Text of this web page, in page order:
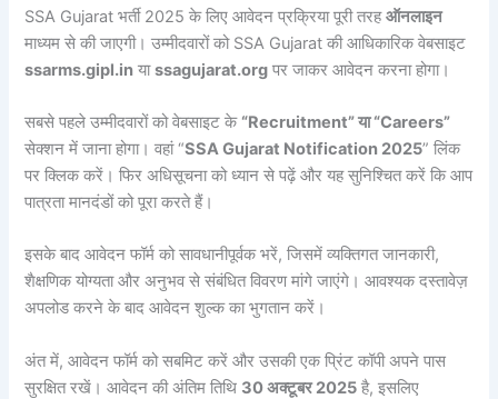
SSA Gujarat भर्ती 2025 के लिए आवेदन प्रक्रिया पूरी तरहऑनलाइन
माध्यम से की जाएगी। उम्मीदवारों को SSA Gujarat की आधिकारिक वेबसाइट
ssarms.gipl.in याssagujarat.org पर जाकर आवेदन करना होगा।
सबसे पहले उम्मीदवारों को वेबसाइट के “Recruitment” या “Careers”
सेक्शन में जाना होगा। वहां “SSA Gujarat Notification 2025” लिंक
पर क्लिक करें। फिर अधिसूचना को ध्यान से पढ़ें और यह सुनिश्चित करें कि आप
पात्रता मानदंडों को पूरा करते हैं।
इसके बाद आवेदन फॉर्म को सावधानीपूर्वक भरें, जिसमें व्यक्तिगत जानकारी,
शैक्षणिक योग्यता और अनुभव से संबंधित विवरण मांगे जाएंगे। आवश्यक दस्तावेज़
अपलोड करने के बाद आवेदन शुल्क का भुगतान करें।
अंत में, आवेदन फॉर्म को सबमिट करें और उसकी एक प्रिंट कॉपी अपने पास
सुरक्षित रखें। आवेदन की अंतिम तिथि 30 अक्टूबर 2025 है, इसलिए